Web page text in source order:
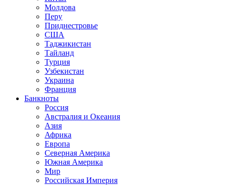
Молдова
Перу
Приднестровье
США
Таджикистан
Тайланд
Турция
Узбекистан
Украина
Франция
Банкноты
Россия
Австралия и Океания
Азия
Африка
Европа
Северная Америка
Южная Америка
Мир
Российская Империя